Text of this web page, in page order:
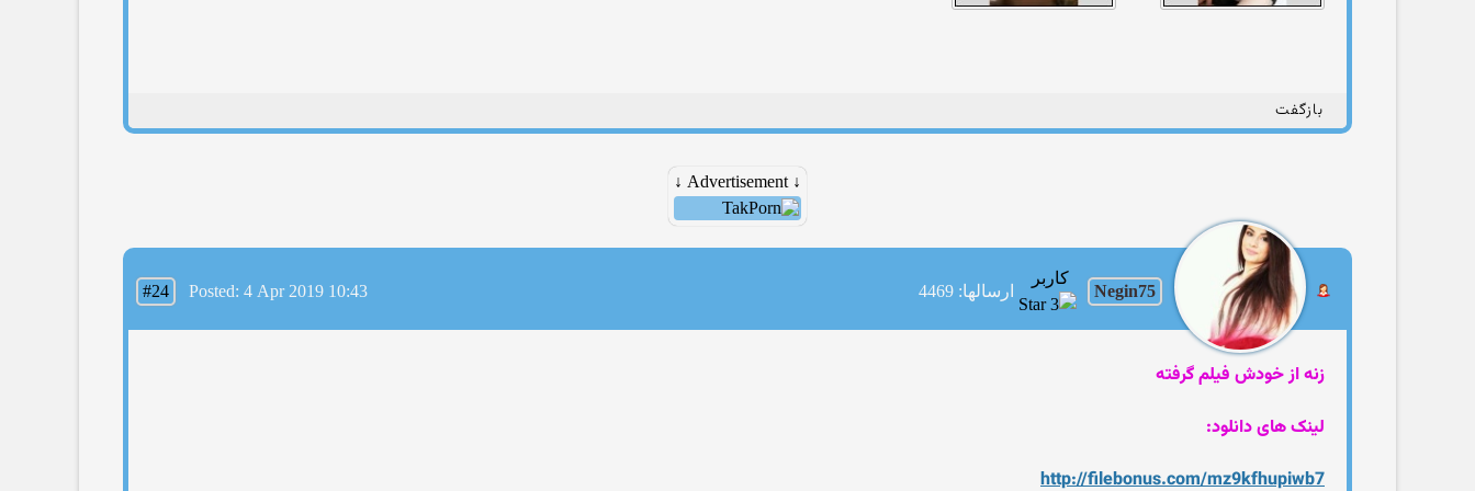
بازگفت
↓ Advertisement ↓
Negin75
کاربر
ارسالها: 4469 #24 Posted: 4 Apr 2019 10:43
زنه از خودش فیلم گرفته
لینک های دانلود:
http://filebonus.com/mz9kfhupiwb7